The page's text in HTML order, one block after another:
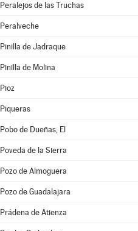
Peralejos de las Truchas
Peralveche
Pinilla de Jadraque
Pinilla de Molina
Pioz
Piqueras
Pobo de Dueñas, El
Poveda de la Sierra
Pozo de Almoguera
Pozo de Guadalajara
Prádena de Atienza